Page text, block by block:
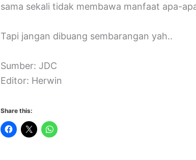
sama sekali tidak membawa manfaat apa-
Tapi jangan dibuang sembarangan yah..
Sumber: JDC
Editor: Herwin
Share this: